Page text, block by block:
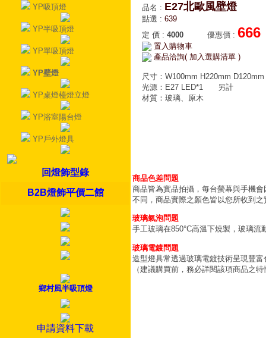
YP吸頂燈
YP半吸頂燈
YP單吸頂燈
YP壁燈
YP桌燈檯燈立燈
YP浴室陽台燈
YP戶外燈具
回燈飾型錄
B2B燈飾平價二館
鄉村風半吸頂燈
申請資料下載
品名 : E27北歐風壁燈
點選 : 639
定 價 : 4000 優惠價 : 666
置入購物車
產品洽詢( 加入選購清單 )
尺寸：W100mm H220mm D120mm
光源：E27 LED*1
另計
材質：玻璃、原木
商品色差問題
商品皆為實品拍攝，每台螢幕與手機
不同，商品實際之顏色皆以您所收到之
玻璃氣泡問題
手工玻璃在850°C高溫下燒製，玻璃
玻璃電鍍問題
造型燈具常透過玻璃電鍍技術呈現豐
（建議購買前，務必詳閱該項商品之